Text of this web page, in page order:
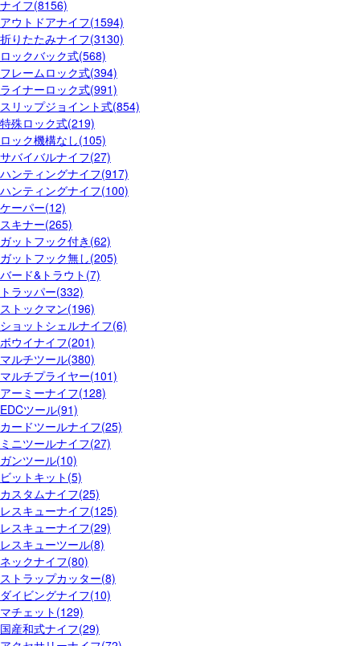
ナイフ(8156)
アウトドアナイフ(1594)
折りたたみナイフ(3130)
ロックバック式(568)
フレームロック式(394)
ライナーロック式(991)
スリップジョイント式(854)
特殊ロック式(219)
ロック機構なし(105)
サバイバルナイフ(27)
ハンティングナイフ(917)
ハンティングナイフ(100)
ケーパー(12)
スキナー(265)
ガットフック付き(62)
ガットフック無し(205)
バード&トラウト(7)
トラッパー(332)
ストックマン(196)
ショットシェルナイフ(6)
ボウイナイフ(201)
マルチツール(380)
マルチプライヤー(101)
アーミーナイフ(128)
EDCツール(91)
カードツールナイフ(25)
ミニツールナイフ(27)
ガンツール(10)
ビットキット(5)
カスタムナイフ(25)
レスキューナイフ(125)
レスキューナイフ(29)
レスキューツール(8)
ネックナイフ(80)
ストラップカッター(8)
ダイビングナイフ(10)
マチェット(129)
国産和式ナイフ(29)